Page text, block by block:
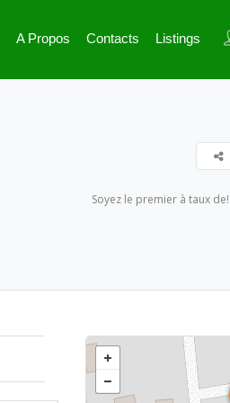
A Propos Contacts Listings
Soyez le premier à taux de!